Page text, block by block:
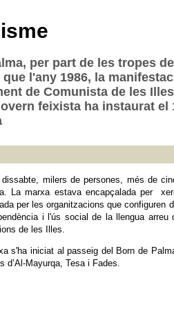
per part de les tropes
l'any 1986, la
de Comunista de les
feixista ha instaurat
milers de persones, més de
La marxa estava encapçalada per
per les organitzacions que configuren
i l'ús social de la llengua
de les Illes.
s'ha iniciat al passeig del Born de
d’Al-Mayurqa, Tesa i Fades.